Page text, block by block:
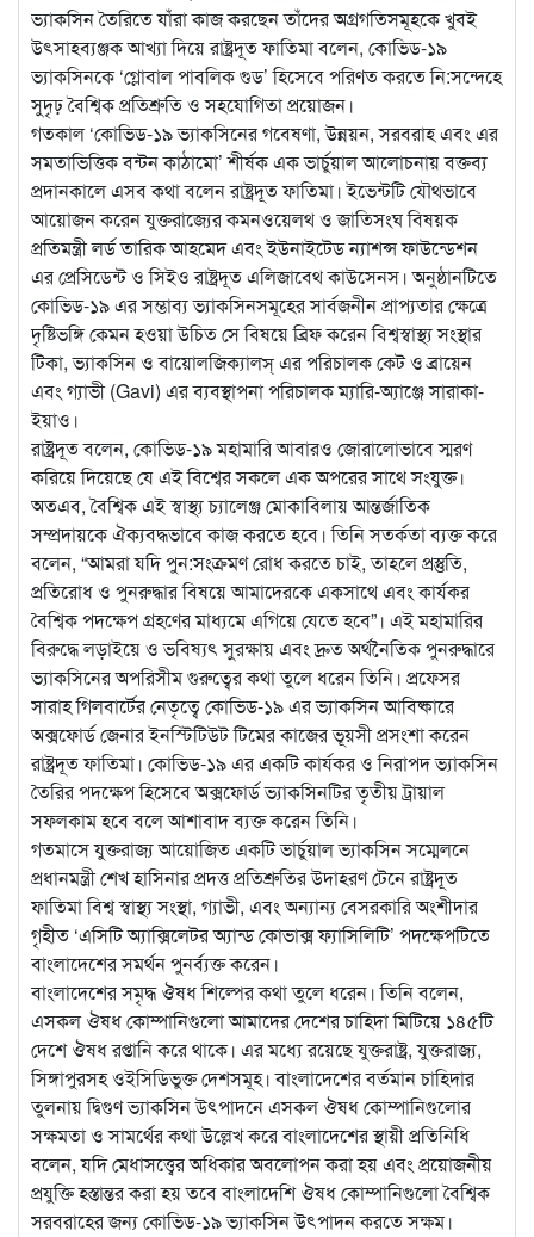
ভ্যাকসিন তৈরিতে যাঁরা কাজ করছেন তাঁদের অগ্রগতিসমূহকে খুবই
উৎসাহব্যঞ্জক আখ্যা দিয়ে রাষ্ট্রদূত ফাতিমা বলেন, কোভিড-১৯
ভ্যাকসিনকে ‘গ্লোবাল পাবলিক গুড’ হিসেবে পরিণত করতে নি:সন্দেহে
সুদৃঢ় বৈশ্বিক প্রতিশ্রুতি ও সহযোগিতা প্রয়োজন।
গতকাল ‘কোভিড-১৯ ভ্যাকসিনের গবেষণা, উন্নয়ন, সরবরাহ এবং এর
সমতাভিত্তিক বন্টন কাঠামো’ শীর্ষক এক ভার্চুয়াল আলোচনায় বক্তব্য
প্রদানকালে এসব কথা বলেন রাষ্ট্রদূত ফাতিমা। ইভেন্টটি যৌথভাবে
আয়োজন করেন যুক্তরাজ্যের কমনওয়েলথ ও জাতিসংঘ বিষয়ক
প্রতিমন্ত্রী লর্ড তারিক আহমেদ এবং ইউনাইটেড ন্যাশন্স ফাউন্ডেশন
এর প্রেসিডেন্ট ও সিইও রাষ্ট্রদূত এলিজাবেথ কাউসেনস। অনুষ্ঠানটিতে
কোভিড-১৯ এর সম্ভাব্য ভ্যাকসিনসমূহের সার্বজনীন প্রাপ্যতার ক্ষেত্রে
দৃষ্টিভঙ্গি কেমন হওয়া উচিত সে বিষয়ে ব্রিফ করেন বিশ্বস্বাস্থ্য সংস্থার
টিকা, ভ্যাকসিন ও বায়োলজিক্যালস্ এর পরিচালক কেট ও ব্রায়েন
এবং গ্যাভী (Gavi) এর ব্যবস্থাপনা পরিচালক ম্যারি-অ্যাঞ্জে সারাকা-
ইয়াও।
রাষ্ট্রদূত বলেন, কোভিড-১৯ মহামারি আবারও জোরালোভাবে স্মরণ
করিয়ে দিয়েছে যে এই বিশ্বের সকলে এক অপরের সাথে সংযুক্ত।
অতএব, বৈশ্বিক এই স্বাস্থ্য চ্যালেঞ্জ মোকাবিলায় আন্তর্জাতিক
সম্প্রদায়কে ঐক্যবদ্ধভাবে কাজ করতে হবে। তিনি সতর্কতা ব্যক্ত করে
বলেন, “আমরা যদি পুন:সংক্রমণ রোধ করতে চাই, তাহলে প্রস্তুতি,
প্রতিরোধ ও পুনরুদ্ধার বিষয়ে আমাদেরকে একসাথে এবং কার্যকর
বৈশ্বিক পদক্ষেপ গ্রহণের মাধ্যমে এগিয়ে যেতে হবে”। এই মহামারির
বিরুদ্ধে লড়াইয়ে ও ভবিষ্যৎ সুরক্ষায় এবং দ্রুত অর্থনৈতিক পুনরুদ্ধারে
ভ্যাকসিনের অপরিসীম গুরুত্বের কথা তুলে ধরেন তিনি। প্রফেসর
সারাহ গিলবার্টের নেতৃত্বে কোভিড-১৯ এর ভ্যাকসিন আবিষ্কারে
অক্সফোর্ড জেনার ইনস্টিটিউট টিমের কাজের ভূয়সী প্রসংশা করেন
রাষ্ট্রদূত ফাতিমা। কোভিড-১৯ এর একটি কার্যকর ও নিরাপদ ভ্যাকসিন
তৈরির পদক্ষেপ হিসেবে অক্সফোর্ড ভ্যাকসিনটির তৃতীয় ট্রায়াল
সফলকাম হবে বলে আশাবাদ ব্যক্ত করেন তিনি।
গতমাসে যুক্তরাজ্য আয়োজিত একটি ভার্চুয়াল ভ্যাকসিন সম্মেলনে
প্রধানমন্ত্রী শেখ হাসিনার প্রদত্ত প্রতিশ্রুতির উদাহরণ টেনে রাষ্ট্রদূত
ফাতিমা বিশ্ব স্বাস্থ্য সংস্থা, গ্যাভী, এবং অন্যান্য বেসরকারি অংশীদার
গৃহীত ‘এসিটি অ্যাক্সিলেটর অ্যান্ড কোভাক্স ফ্যাসিলিটি’ পদক্ষেপটিতে
বাংলাদেশের সমর্থন পুনর্ব্যক্ত করেন।
বাংলাদেশের সমৃদ্ধ ঔষধ শিল্পের কথা তুলে ধরেন। তিনি বলেন,
এসকল ঔষধ কোম্পানিগুলো আমাদের দেশের চাহিদা মিটিয়ে ১৪৫টি
দেশে ঔষধ রপ্তানি করে থাকে। এর মধ্যে রয়েছে যুক্তরাষ্ট্র, যুক্তরাজ্য,
সিঙ্গাপুরসহ ওইসিডিভুক্ত দেশসমূহ। বাংলাদেশের বর্তমান চাহিদার
তুলনায় দ্বিগুণ ভ্যাকসিন উৎপাদনে এসকল ঔষধ কোম্পানিগুলোর
সক্ষমতা ও সামর্থের কথা উল্লেখ করে বাংলাদেশের স্থায়ী প্রতিনিধি
বলেন, যদি মেধাসত্ত্বের অধিকার অবলোপন করা হয় এবং প্রয়োজনীয়
প্রযুক্তি হস্তান্তর করা হয় তবে বাংলাদেশি ঔষধ কোম্পানিগুলো বৈশ্বিক
সরবরাহের জন্য কোভিড-১৯ ভ্যাকসিন উৎপাদন করতে সক্ষম।